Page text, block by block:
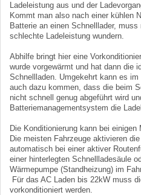
Ladeleistung aus und der
Kommt man also nach einer kühlen
Batterie an einen Schnelllader,
schlechte Ladeleistung wundern.
Abhilfe bringt hier eine
wurde vorgewärmt und hat dann die
Schnellladen. Umgekehrt kann es
auch dazu kommen, dass die beim
nicht schnell genug abgeführt wird
Batteriemanagementsystem die
Die Konditionierung kann bei
Die meisten Fahrzeuge aktivieren
automatisch bei einer aktiver
einer hinterlegten Schnellladesäule
Wärmepumpe (Standheizung) im
Für das AC Laden bis 22kW muss
vorkonditioniert werden.